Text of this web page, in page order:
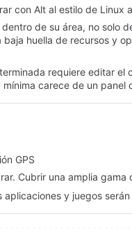
con Alt al estilo de Linux
de su área, no solo
huella de recursos y
requiere editar
carece de un
GPS
Cubrir una amplia gama
y juegos